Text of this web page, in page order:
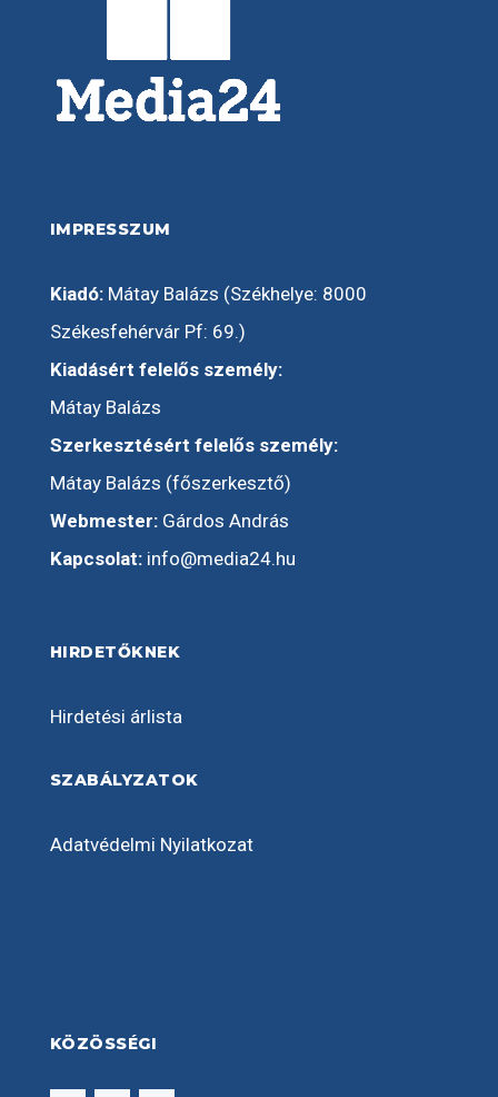
IMPRESSZUM
Kiadó:Mátay Balázs (Székhelye: 8000
Székesfehérvár Pf: 69.)
Kiadásért felelős személy:
Mátay Balázs
Szerkesztésért felelős személy:
Mátay Balázs (főszerkesztő)
Webmester:Gárdos András
Kapcsolat: info@media24.hu
HIRDETŐKNEK
Hirdetési árlista
SZABÁLYZATOK
Adatvédelmi Nyilatkozat
KÖZÖSSÉGI